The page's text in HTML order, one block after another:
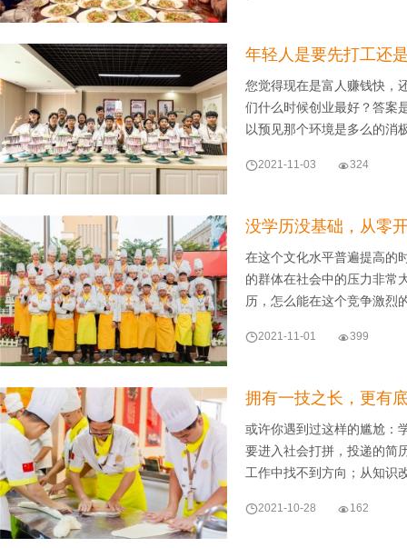
年轻人是要先打工还
您觉得现在是富人赚钱快，
们什么时候创业最好？答案
以预见那个环境是多么的
2021-11-03 324
没学历没基础，从零
在这个文化水平普遍提高的
的群体在社会中的压力非常
历，怎么能在这个竞争激
2021-11-01 399
拥有一技之长，更有
或许你遇到过这样的尴尬：
要进入社会打拼，投递的简
工作中找不到方向；从知
2021-10-28 162